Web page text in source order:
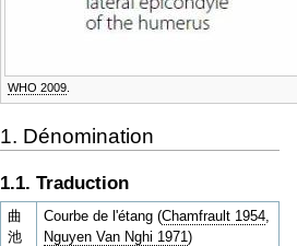
WHO 2009
1. Dénomination
1.1. Traduction
曲
池
Courbe de l'étang (Chamfrault 1954,
Nguyen Van Nghi 1971)